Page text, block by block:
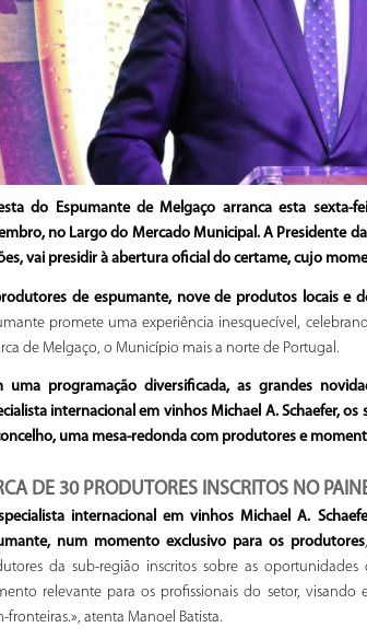
do Espumante de Melgaço arranca esta
no Largo do Mercado Municipal. A Presidente
vai presidir à abertura oficial do certame, cujo
de espumante, nove de produtos locais e
promete uma experiência inesquecível,
de Melgaço, o Município mais a norte de Portugal.
uma programação diversificada, as grandes
internacional em vinhos Michael A. Schaefer,
uma mesa-redonda com produtores e
DE 30 PRODUTORES INSCRITOS NO
internacional em vinhos Michael A.
num momento exclusivo para os produtores
da sub-região inscritos sobre as
relevante para os profissionais do setor,
fronteiras.», atenta Manoel Batista.